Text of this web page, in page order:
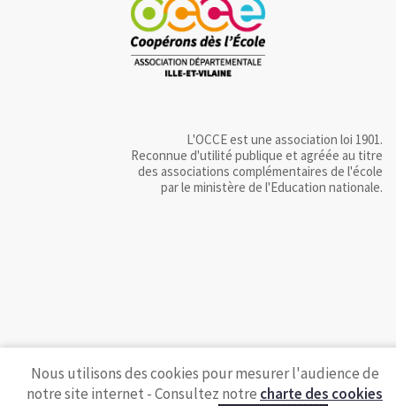
L'OCCE est une association loi 1901.
Reconnue d'utilité publique et agréée au titre
des associations complémentaires de l'école
par le ministère de l'Education nationale.
Nous utilisons des cookies pour mesurer l'audience de
notre site internet - Consultez notre charte des cookies